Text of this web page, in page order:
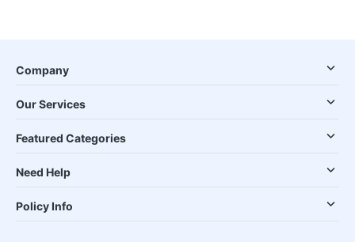
Company
Our Services
Featured Categories
Need Help
Policy Info